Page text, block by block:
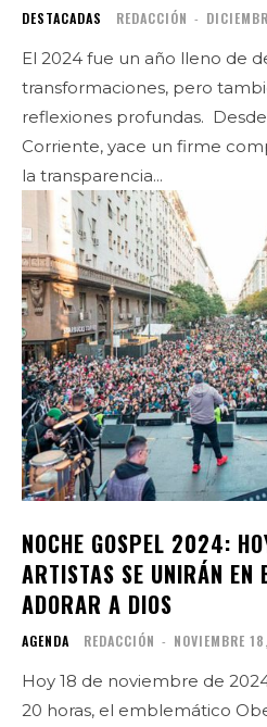
DESTACADAS REDACCIÓN -
El 2024 fue un año lleno de
transformaciones, pero
reflexiones profundas. Desde el corazón de La
Corriente, yace un firme
la transparencia...
NOCHE GOSPEL 2024:
ARTISTAS SE UNIRÁN EN
ADORAR A DIOS
AGENDA REDACCIÓN - NOVIEMBRE
Hoy 18 de noviembre de
20 horas, el emblemático